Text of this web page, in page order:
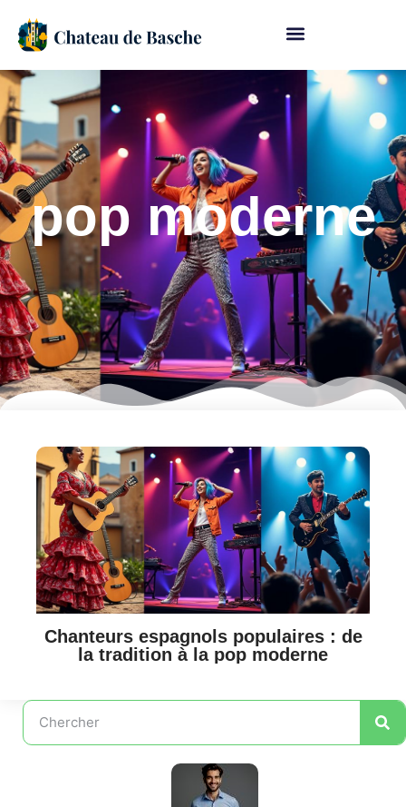
pop moderne
Chanteurs espagnols populaires : de
la tradition à la pop moderne